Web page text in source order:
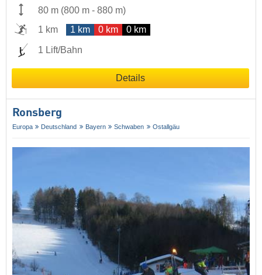
80 m (800 m - 880 m)
1 km
1 km 0 km 0 km
1 Lift/Bahn
Details
Ronsberg
Europa Deutschland Bayern Schwaben Ostallgäu